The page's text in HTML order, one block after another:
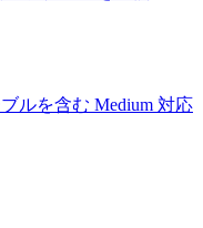
ルを含む Medium 対応